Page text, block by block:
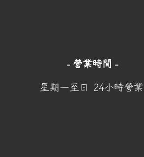
- 營業時間 -
​星期一至日 24小時營業